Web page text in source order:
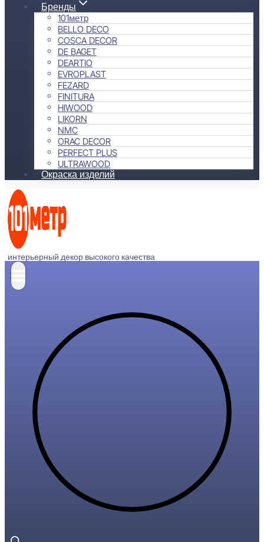
Бренды
101метр
BELLO DECO
COSCA DECOR
DE BAGET
DEARTIO
EVROPLAST
FEZARD
FINITURA
HIWOOD
LIKORN
NMC
ORAC DECOR
PERFECT PLUS
ULTRAWOOD
Окраска изделий
интерьерный декор высокого качества